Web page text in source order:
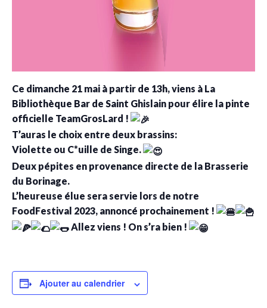
Ce dimanche 21 mai à partir de 13h, viens à La
Bibliothèque Bar de Saint Ghislain pour élire la pinte
officielle TeamGrosLard !
T’auras le choix entre deux brassins:
Violette ou C*uille de Singe.
Deux pépites en provenance directe de la Brasserie
du Borinage.
L’heureuse élue sera servie lors de notre
FoodFestival 2023, annoncé prochainement !
Allez viens ! On s’ra bien !
Ajouter au calendrier